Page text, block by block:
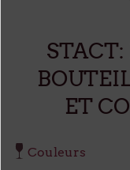
ET
Couleurs